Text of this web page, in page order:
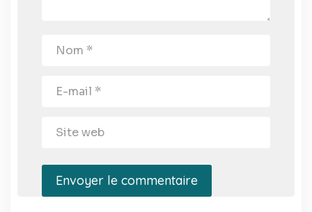
Envoyer le commentaire